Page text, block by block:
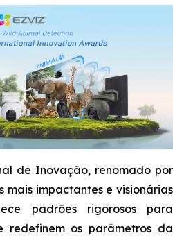
de Inovação, renomado por
mais impactantes e visionárias
padrões rigorosos para
redefinem os parâmetros da